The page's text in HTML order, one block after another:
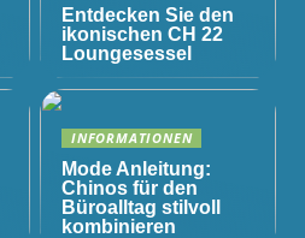
Entdecken Sie den
ikonischen CH 22
Loungesessel
INFORMATIONEN
Mode Anleitung:
Chinos für den
Büroalltag stilvoll
kombinieren